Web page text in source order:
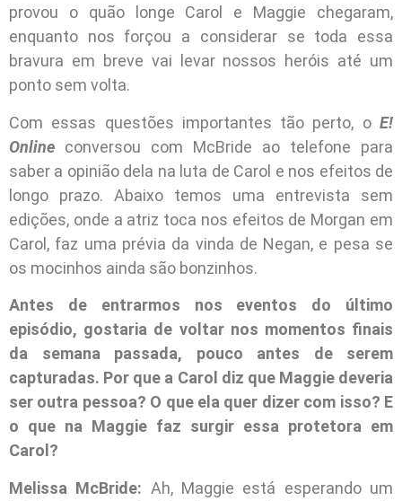
provou o quão longe Carol e Maggie chegaram,
enquanto nos forçou a considerar se toda essa
bravura em breve vai levar nossos heróis até um
ponto sem volta.
Com essas questões importantes tão perto, o E!
Online conversou com McBride ao telefone para
saber a opinião dela na luta de Carol e nos efeitos de
longo prazo. Abaixo temos uma entrevista sem
edições, onde a atriz toca nos efeitos de Morgan em
Carol, faz uma prévia da vinda de Negan, e pesa se
os mocinhos ainda são bonzinhos.
Antes de entrarmos nos eventos do último
episódio, gostaria de voltar nos momentos finais
da semana passada, pouco antes de serem
capturadas. Por que a Carol diz que Maggie deveria
ser outra pessoa? O que ela quer dizer com isso? E
o que na Maggie faz surgir essa protetora em
Carol?
Melissa McBride: Ah, Maggie está esperando um